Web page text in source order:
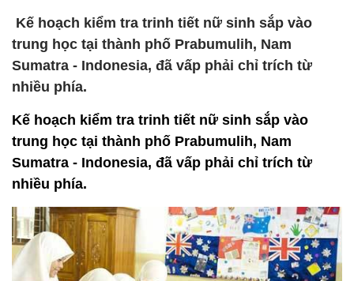
Kế hoạch kiểm tra trinh tiết nữ sinh sắp vào
trung học tại thành phố Prabumulih, Nam
Sumatra - Indonesia, đã vấp phải chỉ trích từ
nhiều phía.
Kế hoạch kiểm tra trinh tiết nữ sinh sắp vào
trung học tại thành phố Prabumulih, Nam
Sumatra - Indonesia, đã vấp phải chỉ trích từ
nhiều phía.